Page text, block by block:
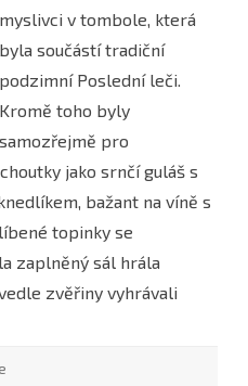
myslivci v tombole, která
byla součástí tradiční
podzimní Poslední leči.
Kromě toho byly
samozřejmě pro
jako srnčí guláš s
bažant na víně s
topinky se
zaplněný sál hrála
zvěřiny vyhrávali